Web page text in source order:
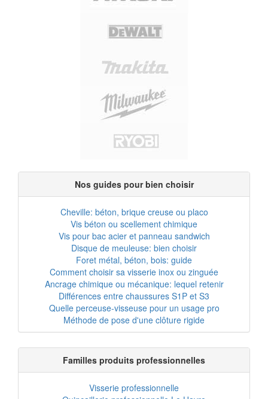
Nos guides pour bien choisir
Cheville: béton, brique creuse ou placo
Vis béton ou scellement chimique
Vis pour bac acier et panneau sandwich
Disque de meuleuse: bien choisir
Foret métal, béton, bois: guide
Comment choisir sa visserie inox ou zinguée
Ancrage chimique ou mécanique: lequel retenir
Différences entre chaussures S1P et S3
Quelle perceuse-visseuse pour un usage pro
Méthode de pose d'une clôture rigide
Familles produits professionnelles
Visserie professionnelle